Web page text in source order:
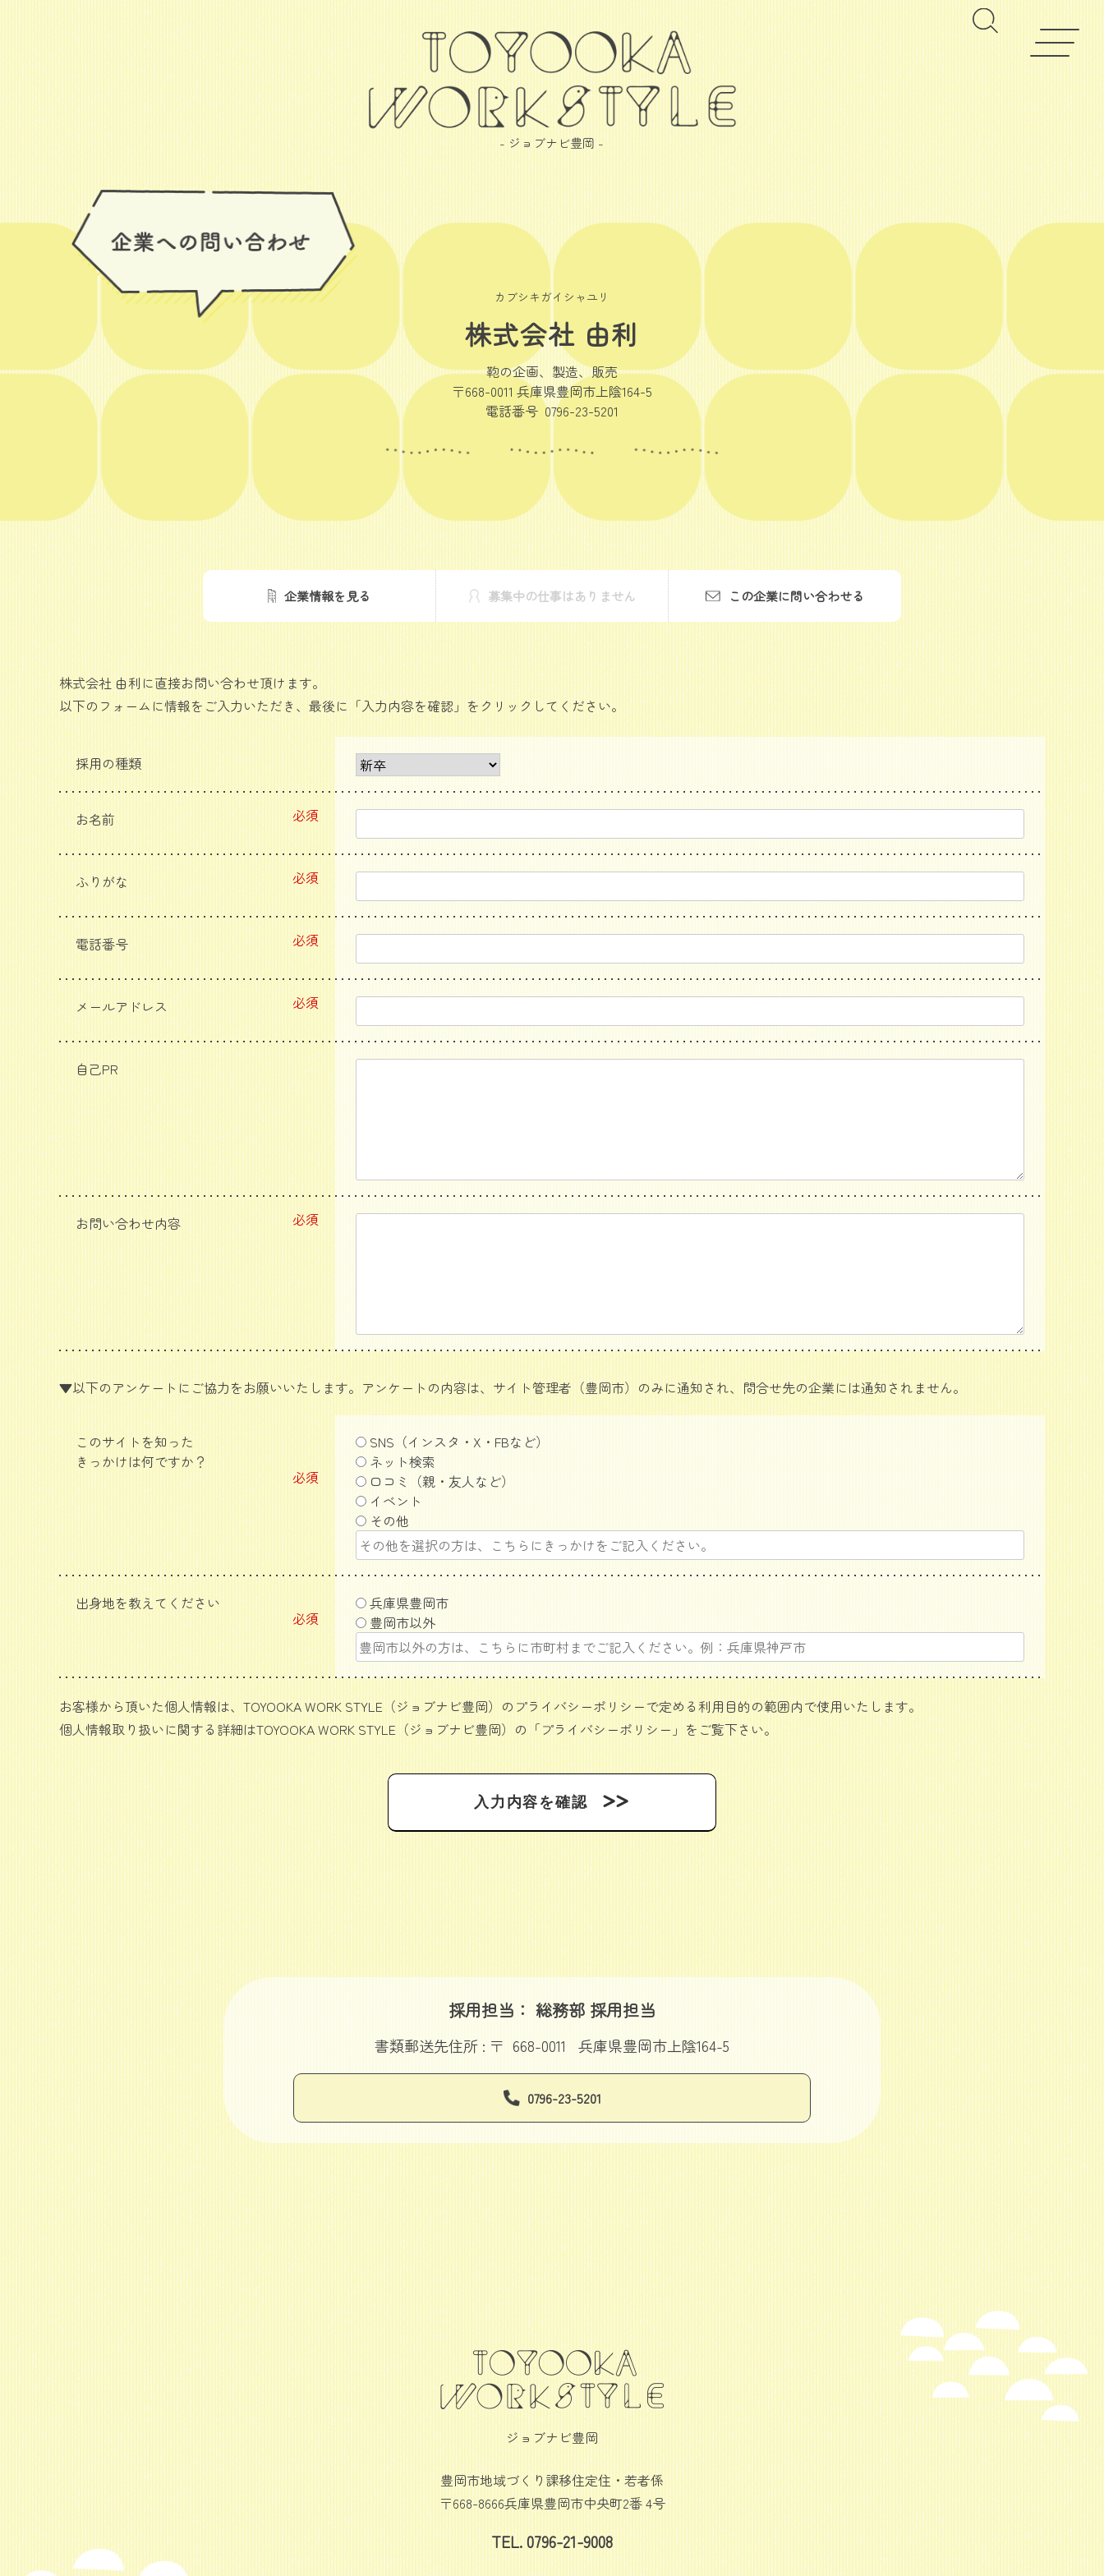
- ジョブナビ豊岡 -
カブシキガイシャユリ
株式会社 由利
鞄の企画、製造、販売
〒668-0011 兵庫県豊岡市上陰164-5
電話番号 0796-23-5201
企業情報を見る 募集中の仕事はありません この企業に問い合わせる
株式会社 由利に直接お問い合わせ頂けます。
以下のフォームに情報をご入力いただき、最後に「入力内容を確認」をクリックしてください。
採用の種類
お名前 必須
ふりがな 必須
電話番号 必須
メールアドレス 必須
自己PR
お問い合わせ内容 必須
▼以下のアンケートにご協力をお願いいたします。アンケートの内容は、サイト管理者（豊岡市）のみに通知され、問合せ先の企業には通知されません。
このサイトを知った
きっかけは何ですか？
必須
SNS（インスタ・X・FBなど）
ネット検索
口コミ（親・友人など）
イベント
その他
出身地を教えてください
必須
兵庫県豊岡市
豊岡市以外
お客様から頂いた個人情報は、TOYOOKA WORK STYLE（ジョブナビ豊岡）のプライバシーポリシーで定める利用目的の範囲内で使用いたします。
個人情報取り扱いに関する詳細はTOYOOKA WORK STYLE（ジョブナビ豊岡）の「プライバシーポリシー」をご覧下さい。
採用担当： 総務部 採用担当
書類郵送先住所 : 〒 668-0011 兵庫県豊岡市上陰164-5
0796-23-5201
ジョブナビ豊岡
豊岡市地域づくり課移住定住・若者係
〒668-8666兵庫県豊岡市中央町2番 4号
TEL. 0796-21-9008